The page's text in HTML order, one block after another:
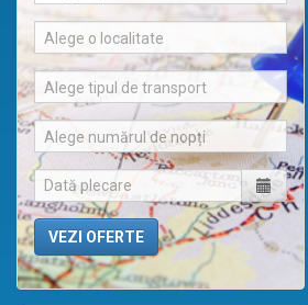
Alege o localitate
Alege tipul de transport
Alege numărul de nopți